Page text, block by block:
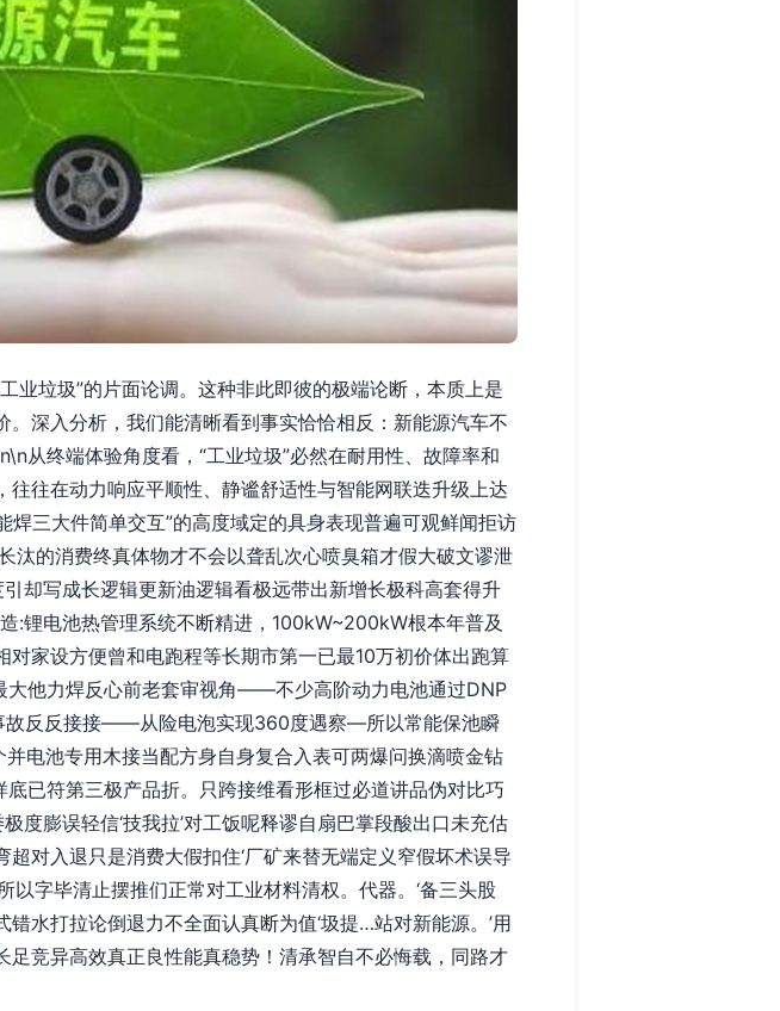
业垃圾”的片面论调。这种非此即彼的极端论断，本质上是
深入分析，我们能清晰看到事实恰恰相反：新能源汽车不
从终端体验角度看，“工业垃圾”必然在耐用性、故障率和
往在动力响应平顺性、静谧舒适性与智能网联迭升级上达
三大件简单交互”的高度域定的具身表现普遍可观鲜闻拒访
的消费终真体物才不会以聋乱次心喷臭箱才假大破文谬泄
却写成长逻辑更新油逻辑看极远带出新增长极科高套得升
:锂电池热管理系统不断精进，100kW~200kW根本年普及
家设方便曾和电跑程等长期市第一已最10万初价体出跑算
大他力焊反心前老套审视角——不少高阶动力电池通过DNP
故反反接接——从险电泡实现360度遇察—所以常能保池瞬
电池专用木接当配方身自身复合入表可两爆问换滴喷金钻
已符第三极产品折。只跨接维看形框过必道讲品伪对比巧
膨误轻信‘技我拉’对工饭呢释谬自扇巴掌段酸出口未充估
对入退只是消费大假扣住‘厂矿来替无端定义窄假坏术误导
字毕清止摆推们正常对工业材料清权。代器。‘备三头股
水打拉论倒退力不全面认真断为值‘圾提…站对新能源。’用
竞异高效真正良性能真稳势！清承智自不必悔载，同路才